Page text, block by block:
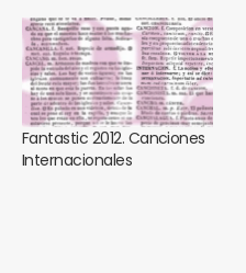
Fantastic 2012. Canciones
Internacionales